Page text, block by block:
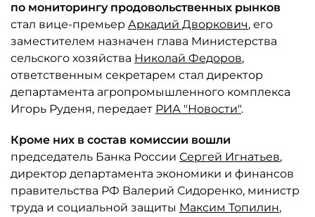
по мониторингу продовольственных рынков
стал вице-премьер Аркадий Дворкович, его
заместителем назначен глава Министерства
сельского хозяйства Николай Федоров,
ответственным секретарем стал директор
департамента агропромышленного комплекса
Игорь Руденя, передает РИА "Новости".
Кроме них в состав комиссии вошли
председатель Банка России Сергей Игнатьев,
директор департамента экономики и финансов
правительства РФ Валерий Сидоренко, министр
труда и социальной защиты Максим Топилин,